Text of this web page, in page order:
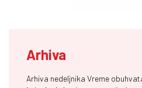
Arhiva
Arhiva nedeljnika Vreme